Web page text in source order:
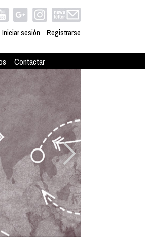
Iniciar sesión Registrarse
Contactar